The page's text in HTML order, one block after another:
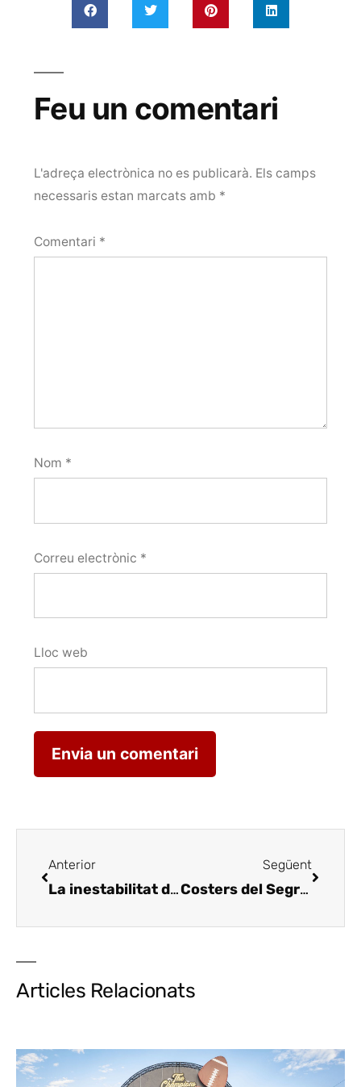
Feu un comentari
L'adreça electrònica no es publicarà. Els camps
necessaris estan marcats amb *
Comentari *
Nom *
Correu electrònic *
Lloc web
Anterior
La inestabilitat dels preus en la campanya de tòfona
Següent
Costers del Segre desembarca en la Barcelona Wine Week
Articles Relacionats